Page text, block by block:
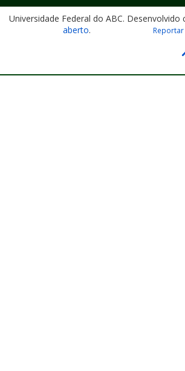
Universidade Federal do ABC. Desenvolvido
aberto.